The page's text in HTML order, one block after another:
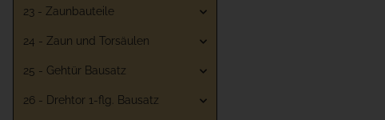
23 - Zaunbauteile
24 - Zaun und Torsäulen
25 - Gehtür Bausatz
26 - Drehtor 1-flg. Bausatz